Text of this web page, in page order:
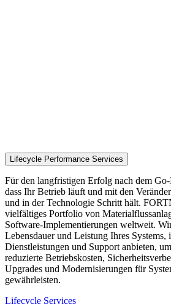
Lifecycle Performance Services
Für den langfristigen Erfolg nach dem
dass Ihr Betrieb läuft und mit den
und in der Technologie Schritt hält.
vielfältiges Portfolio von
Software-Implementierungen weltweit.
Lebensdauer und Leistung Ihres
Dienstleistungen und Support anbieten,
reduzierte Betriebskosten,
Upgrades und Modernisierungen für
gewährleisten.
Lifecycle Services